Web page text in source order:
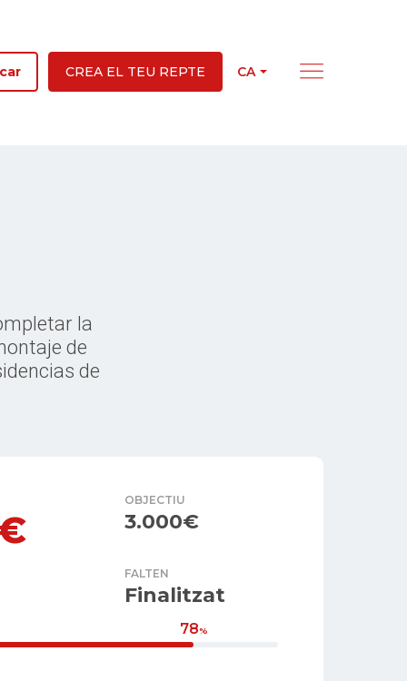
CREA EL TEU REPTE CA
la
de
de
OBJECTIU
3.000€
FALTEN
Finalitzat
78%